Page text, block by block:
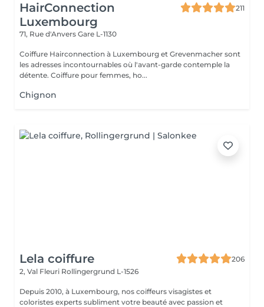
HairConnection
Luxembourg
211
71, Rue d'Anvers Gare L-1130
Coiffure Hairconnection à Luxembourg et Grevenmacher sont
les adresses incontournables où l'avant-garde contemple la
détente. Coiffure pour femmes, ho...
Chignon
Lela coiffure
206
2, Val Fleuri Rollingergrund L-1526
Depuis 2010, à Luxembourg, nos coiffeurs visagistes et
coloristes experts subliment votre beauté avec passion et